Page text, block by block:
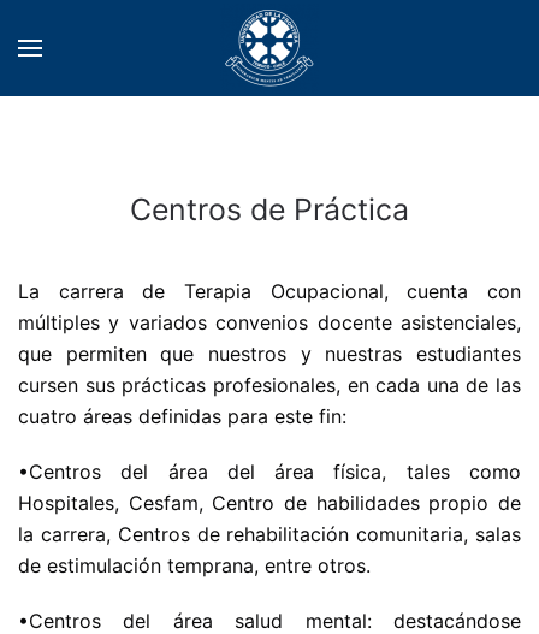
Centros de Práctica
La carrera de Terapia Ocupacional, cuenta con
múltiples y variados convenios docente asistenciales,
que permiten que nuestros y nuestras estudiantes
cursen sus prácticas profesionales, en cada una de las
cuatro áreas definidas para este fin:
•Centros del área del área física, tales como
Hospitales, Cesfam, Centro de habilidades propio de
la carrera, Centros de rehabilitación comunitaria, salas
de estimulación temprana, entre otros.
•Centros del área salud mental: destacándose